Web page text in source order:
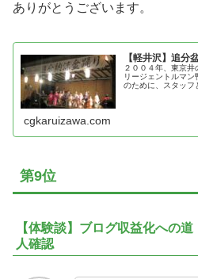
ありがとうございます。
【軽井沢】追分
２００４年、東京
リージェントルマ
のために、スタッフ
cgkaruizawa.com
第9位
【体験談】ブログ収益化への
人確認